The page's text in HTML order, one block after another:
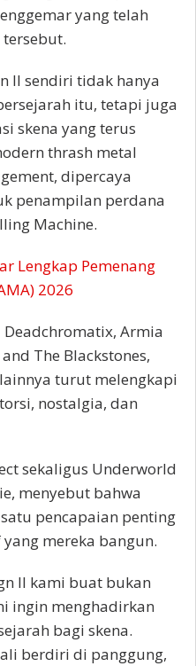
yang telah
II sendiri tidak hanya
itu, tetapi juga
skena yang terus
thrash metal
dipercaya
penampilan perdana
Machine.
Lengkap Pemenang
2026
Armia
The Blackstones,
turut melengkapi
nostalgia, dan
sekaligus Underworld
menyebut bahwa
pencapaian penting
mereka bangun.
II kami buat bukan
ingin menghadirkan
bagi skena.
berdiri di panggung,